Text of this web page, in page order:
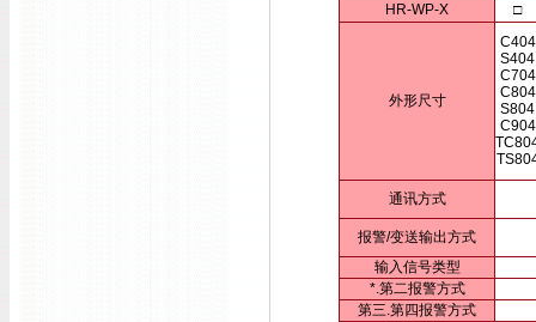
HR-WP-X □
外形尺寸
C404
S404
C704
C804
S804
C904
通讯方式
报警/变送输出方式
输入信号类型
*.第二报警方式
第三.第四报警方式